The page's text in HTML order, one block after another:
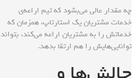
چه مقدار عالی می‌بشود که تیم اراعه‌ی
خدمات مشتریان یک استارتاپ، همزمان که
خدماتش را به مشتریان اراعه می‌کند، بتواند
توانایی‌هایش را هم ارتقا بدهد.